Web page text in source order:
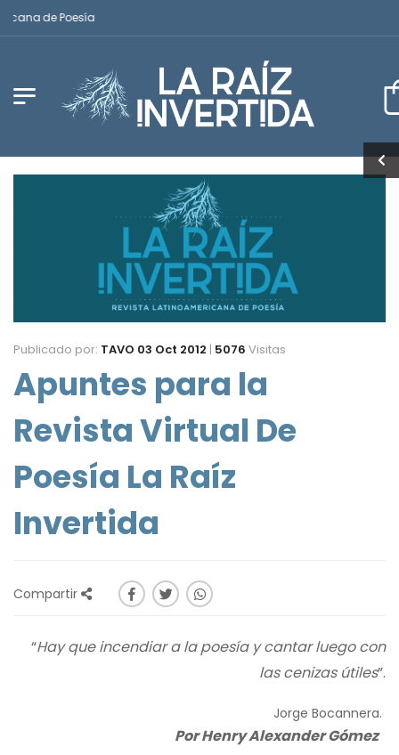
de Poesía
Publicado por: TAVO 03 Oct 2012 | 5076 Visitas
Apuntes para la
Revista Virtual De
Poesía La Raíz
Invertida
Compartir
“Hay que incendiar a la poesía y cantar luegocon
las cenizas útiles”.
Jorge Bocannera.
Por Henry Alexander Gómez